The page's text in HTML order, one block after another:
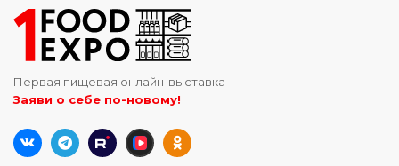
Первая пищевая онлайн-выставка
Заяви о себе по-новому!